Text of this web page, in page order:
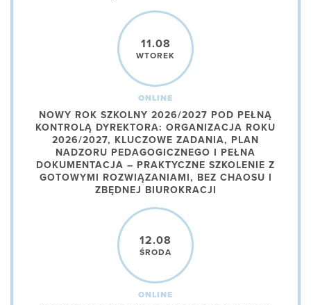
11.08
WTOREK
ONLINE
NOWY ROK SZKOLNY 2026/2027 POD PEŁNĄ
KONTROLĄ DYREKTORA: ORGANIZACJA ROKU
2026/2027, KLUCZOWE ZADANIA, PLAN
NADZORU PEDAGOGICZNEGO I PEŁNA
DOKUMENTACJA – PRAKTYCZNE SZKOLENIE Z
GOTOWYMI ROZWIĄZANIAMI, BEZ CHAOSU I
ZBĘDNEJ BIUROKRACJI
12.08
ŚRODA
ONLINE